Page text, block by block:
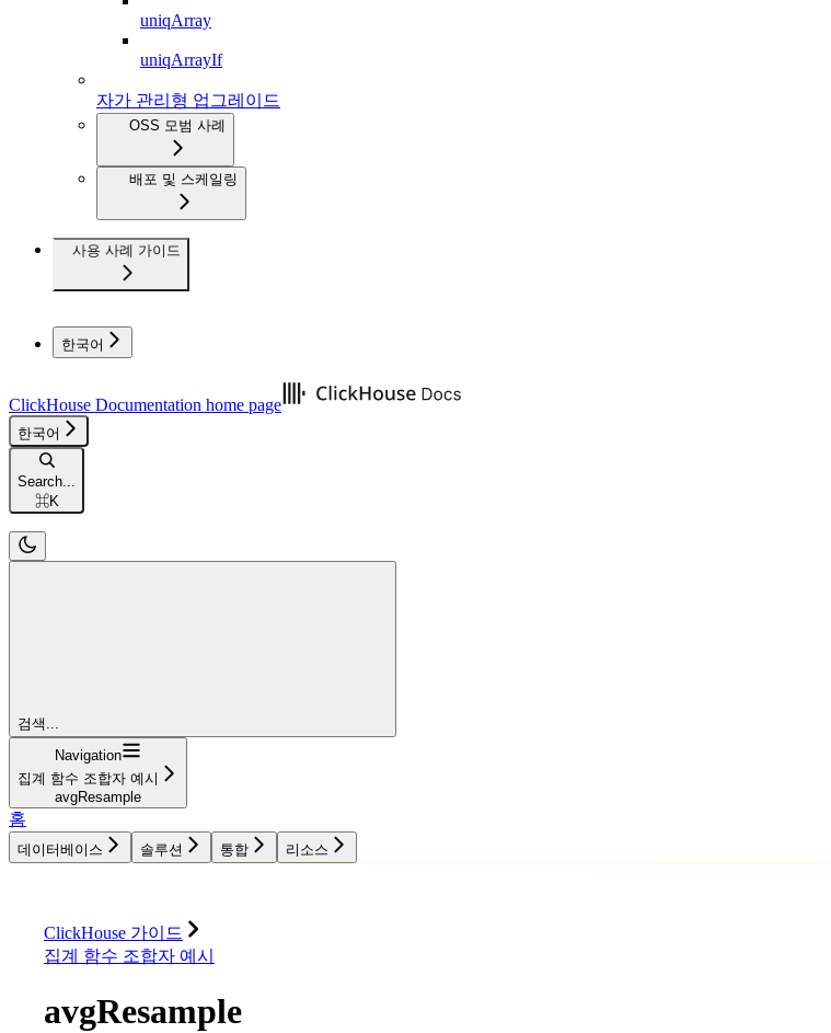
uniqArray
uniqArrayIf
자가 관리형 업그레이드
OSS 모범 사례
배포 및 스케일링
사용 사례 가이드
한국어
ClickHouse Documentation home page
한국어
Search...
⌘K
검색...
Navigation
집계 함수 조합자 예시
avgResample
홈
데이터베이스 솔루션 통합 리소스
ClickHouse 가이드
집계 함수 조합자 예시
avgResample